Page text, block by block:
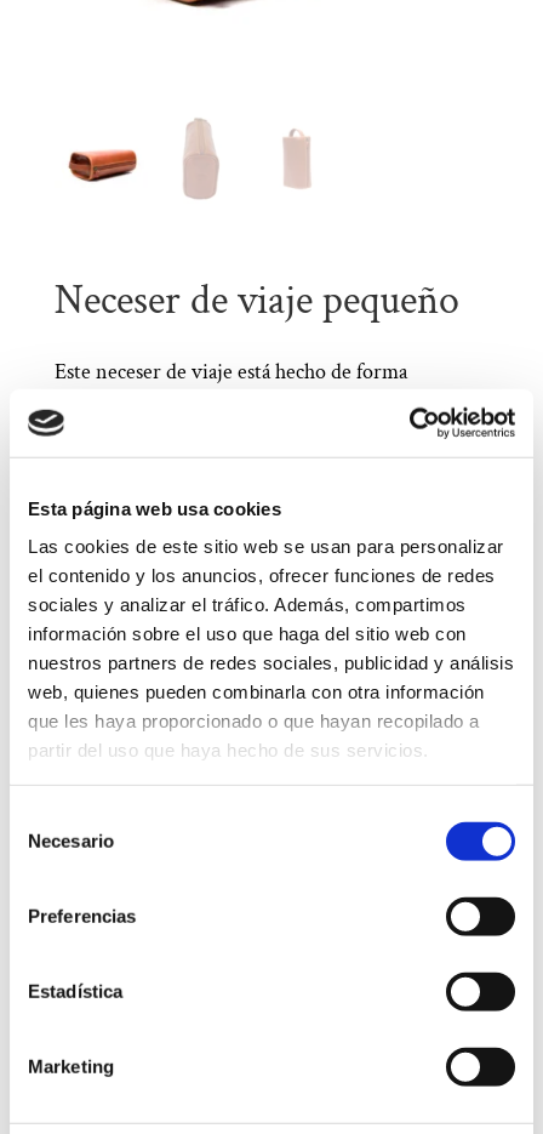
Esta página web usa cookies
Las cookies de este sitio web se usan para personalizar
el contenido y los anuncios, ofrecer funciones de redes
sociales y analizar el tráfico. Además, compartimos
información sobre el uso que haga del sitio web con
nuestros partners de redes sociales, publicidad y análisis
web, quienes pueden combinarla con otra información
que les haya proporcionado o que hayan recopilado a
partir del uso que haya hecho de sus servicios.
Necesario
Preferencias
Estadística
Marketing
Neceser de viaje pequeño
Este neceser de viaje está hecho de forma
l. El material que Enrile utiliza para crear
este magnífico
neceser de viaje de cuerovacuno
de primera 100% vegetal.
Este diseño completamente flexible es
desplazamientos en avión
perfectamente a un espacio limitado.
Está forrado en su interior en plástico para facilitar
su limpieza.
Largo: 21,5 cms Ancho: 13,5 cms Alto: 8,5 cms
GRABAR INICIALES (3,00€)
Neceser
viaje